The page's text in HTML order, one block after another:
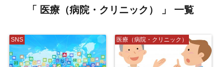
「 医療（病院・クリニック） 」 一覧
SNS 医療（病院・クリニック）